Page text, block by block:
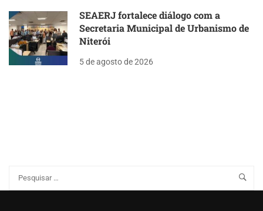
SEAERJ fortalece diálogo com a
Secretaria Municipal de Urbanismo de
Niterói
5 de agosto de 2026